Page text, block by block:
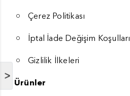
>
Çerez Politikası
İptal İade Değişim Koşulları
Gizlilik İlkeleri
Ürünler